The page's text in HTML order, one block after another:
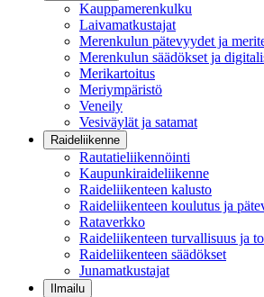
Kauppamerenkulku
Laivamatkustajat
Merenkulun pätevyydet ja
Merenkulun säädökset ja
Merikartoitus
Meriympäristö
Veneily
Vesiväylät ja satamat
Raideliikenne
Rautatieliikennöinti
Kaupunkiraideliikenne
Raideliikenteen kalusto
Raideliikenteen koulutus ja
Rataverkko
Raideliikenteen turvallisuus ja
Raideliikenteen säädökset
Junamatkustajat
Ilmailu